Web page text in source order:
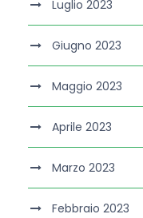
Luglio 2023
Giugno 2023
Maggio 2023
Aprile 2023
Marzo 2023
Febbraio 2023